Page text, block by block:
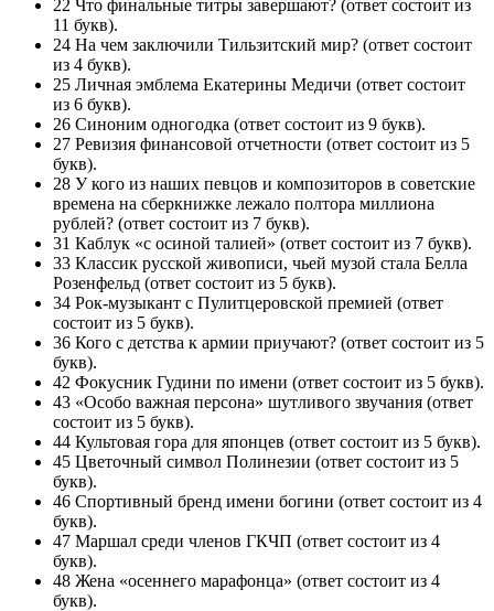
22 Что финальные титры завершают? (ответ состоит из
11 букв).
24 На чем заключили Тильзитский мир? (ответ состоит
из 4 букв).
25 Личная эмблема Екатерины Медичи (ответ состоит
из 6 букв).
26 Синоним одногодка (ответ состоит из 9 букв).
27 Ревизия финансовой отчетности (ответ состоит из 5
букв).
28 У кого из наших певцов и композиторов в советские
времена на сберкнижке лежало полтора миллиона
рублей? (ответ состоит из 7 букв).
31 Каблук «с осиной талией» (ответ состоит из 7 букв).
33 Классик русской живописи, чьей музой стала Белла
Розенфельд (ответ состоит из 5 букв).
34 Рок-музыкант с Пулитцеровской премией (ответ
состоит из 5 букв).
36 Кого с детства к армии приучают? (ответ состоит из 5
букв).
42 Фокусник Гудини по имени (ответ состоит из 5 букв).
43 «Особо важная персона» шутливого звучания (ответ
состоит из 5 букв).
44 Культовая гора для японцев (ответ состоит из 5 букв).
45 Цветочный символ Полинезии (ответ состоит из 5
букв).
46 Спортивный бренд имени богини (ответ состоит из 4
букв).
47 Маршал среди членов ГКЧП (ответ состоит из 4
букв).
48 Жена «осеннего марафонца» (ответ состоит из 4
букв).